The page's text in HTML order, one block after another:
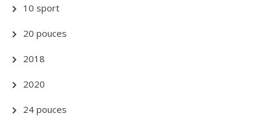
10 sport
20 pouces
2018
2020
24 pouces